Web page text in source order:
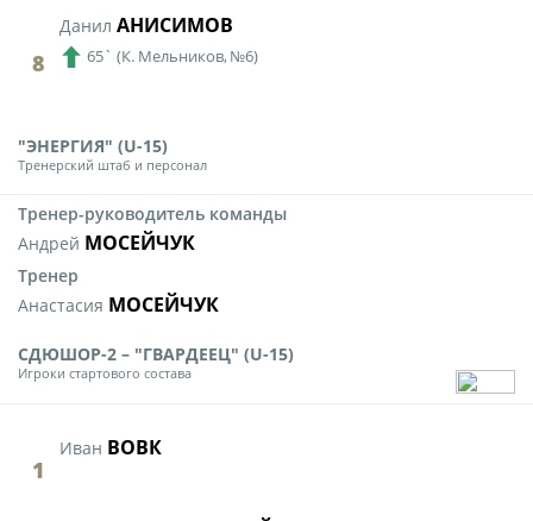
8
Данил АНИСИМОВ
65` (К. Мельников, №6)
"ЭНЕРГИЯ" (U-15)
Тренерский штаб и персонал
Тренер-руководитель команды
Андрей МОСЕЙЧУК
Тренер
Анастасия МОСЕЙЧУК
СДЮШОР-2 – "ГВАРДЕЕЦ" (U-15)
Игроки стартового состава
1
Иван ВОВК